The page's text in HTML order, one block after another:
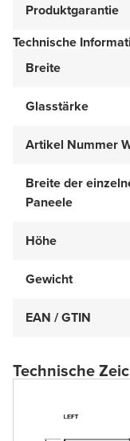
Produktgarantie
Technische
Breite
Glasstärke
Artikel Nummer
Breite der
Paneele
Höhe
Gewicht
EAN / GTIN
Technische